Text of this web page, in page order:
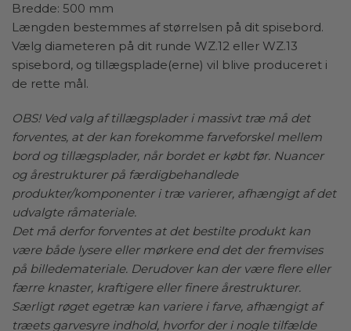
runde spisebord eller sort MDF. Så uanset om du
vælger det varme, naturlige udtryk fra massivt træ eller
den moderne, sofistikerede sorte MDF, kan du være
sikker på, at tillægspladerne er nøje tilpasset din
forlængelse af dit spisebord. Tillægspladerne er hver
50 cm brede, hvilket giver plads til minimum to
personer mere ved spisebordet.
Når du bestiller tillægsplader, skal du blot vælge den
diameter, som matcher dit spisebord. Vores team vil
herefter sørge for at lave tillægspladerne, så de passer
til dimensionerne på dit runde spisebord. Denne
fleksibilitet giver dig mulighed for at tilpasse bordet til
dine behov, uanset om du har brug for mere plads til
hverdagens måltider eller særlige lejligheder.
Bredde: 500 mm
Længden bestemmes af størrelsen på dit spisebord.
Vælg diameteren på dit runde WZ.12 eller WZ.13
spisebord, og tillægsplade(erne) vil blive produceret i
de rette mål.
OBS! Ved valg af tillægsplader i massivt træ må det
forventes, at der kan forekomme farveforskel mellem
bord og tillægsplader, når bordet er købt før. Nuancer
og årestrukturer på færdigbehandlede
produkter/komponenter i træ varierer, afhængigt af det
udvalgte råmateriale.
Det må derfor forventes at det bestilte produkt kan
være både lysere eller mørkere end det der fremvises
på billedemateriale. Derudover kan der være flere eller
færre knaster, kraftigere eller finere årestrukturer.
Særligt røget egetræ kan variere i farve, afhængigt af
træets garvesyre indhold, hvorfor der i nogle tilfælde